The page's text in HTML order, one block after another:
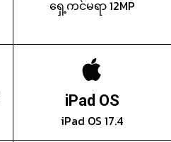
ရှေ့ကင်မရာ 12MP
iPad OS
iPad OS 17.4